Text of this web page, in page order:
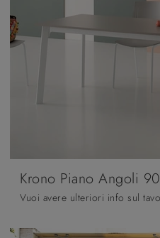
Krono Piano Angoli 90